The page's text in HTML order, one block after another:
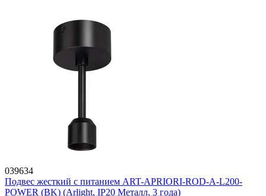
039634
Подвес жесткий с питанием ART-APRIORI-ROD-A-L200-
POWER (BK) (Arlight, IP20 Металл, 3 года)